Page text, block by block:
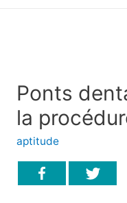
Ponts
la
aptitude